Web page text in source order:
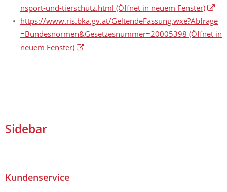
nsport-und-tierschutz.html (Öffnet in neuem Fenster)
https://www.ris.bka.gv.at/GeltendeFassung.wxe?Abfrage
=Bundesnormen&Gesetzesnummer=20005398 (Öffnet in
neuem Fenster)
Sidebar
Kundenservice